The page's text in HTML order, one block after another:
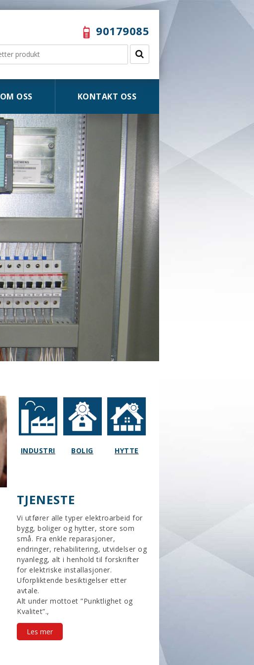
90179085
OM OSS KONTAKT OSS
INDUSTRI BOLIG HYTTE
TJENESTE
Vi utfører alle typer elektroarbeid for
bygg, boliger og hytter, store som
små. Fra enkle reparasjoner,
endringer, rehabilitering, utvidelser og
nyanlegg, alt i henhold til forskrifter
for elektriske installasjoner.
Uforpliktende besiktigelser etter
avtale.
Alt under mottoet ”Punktlighet og
Kvalitet”.,
Les mer